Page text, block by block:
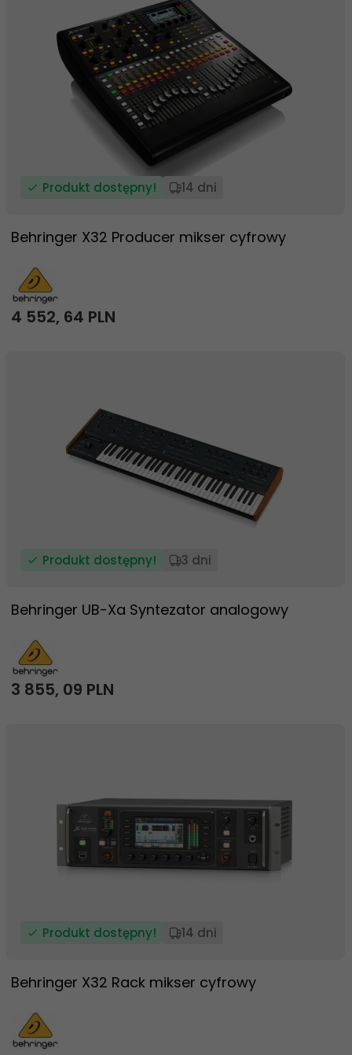
Produkt dostępny! 14 dni
Behringer X32 Producer mikser cyfrowy
4 552, 64 PLN
Produkt dostępny! 3 dni
Behringer UB-Xa Syntezator analogowy
3 855, 09 PLN
Produkt dostępny! 14 dni
Behringer X32 Rack mikser cyfrowy